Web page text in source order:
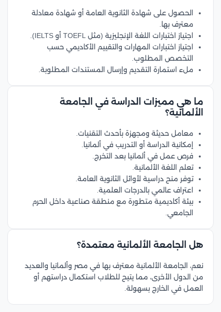
الحصول على شهادة الثانوية العامة أو شهادة معادلة
معترف بها.
اجتياز اختبارات اللغة الإنجليزية (مثل TOEFL أو IELTS).
اجتياز اختبارات المهارات والتقييم الأكاديمي حسب
التخصص المطلوب.
ملء استمارة التقديم وإرسال المستندات المطلوبة.
ما هي مميزات الدراسة في الجامعة
الألمانية؟
معامل حديثة ومجهزة بأحدث التقنيات.
إمكانية الدراسة أو التدريب في ألمانيا.
فرص عمل في ألمانيا بعد التخرج.
تعلم اللغة الألمانية.
توفر منح دراسية لأوائل الثانوية العامة.
اعتراف عالمي بالدرجات العلمية.
بيئة أكاديمية متطورة مع منطقة صناعية داخل الحرم
الجامعي.
هل الجامعة الألمانية معتمدة؟
نعم، الجامعة الألمانية معترف بها في مصر وألمانيا والعديد
من الدول الأخرى، مما يتيح للطلاب استكمال دراستهم أو
العمل في الخارج بسهولة.